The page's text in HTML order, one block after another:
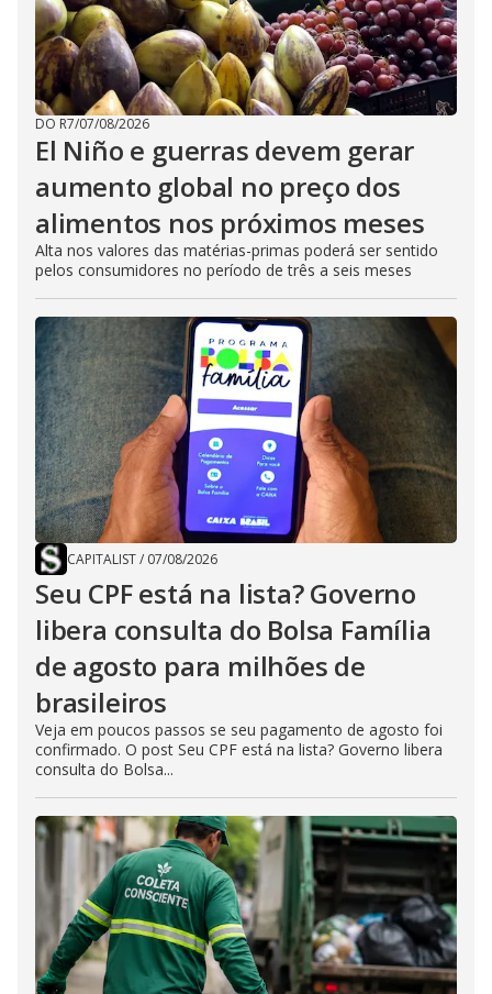
DO R7/07/08/2026
El Niño e guerras devem gerar
aumento global no preço dos
alimentos nos próximos meses
Alta nos valores das matérias-primas poderá ser sentido
pelos consumidores no período de três a seis meses
CAPITALIST/ 07/08/2026
Seu CPF está na lista? Governo
libera consulta do Bolsa Família
de agosto para milhões de
brasileiros
Veja em poucos passos se seu pagamento de agosto foi
confirmado. O post Seu CPF está na lista? Governo libera
consulta do Bolsa...